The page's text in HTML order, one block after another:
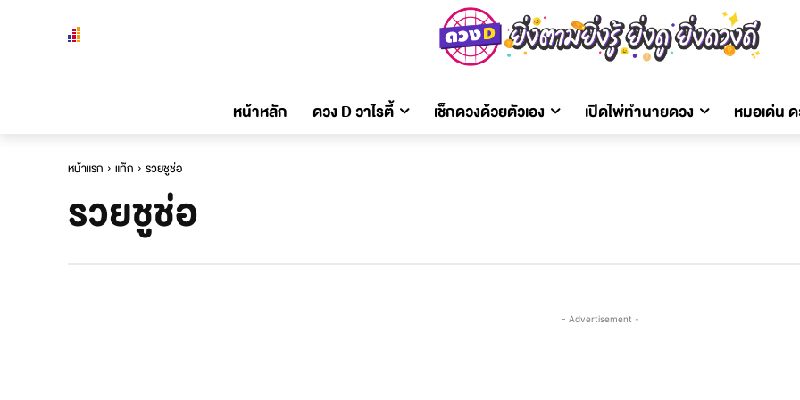
หน้าหลัก ดวง D วาไรตี้ เช็กดวงด้วยตัวเอง เปิดไพ่ทำนายดวง หมอเด่น
หน้าแรก แท็ก รวยชูช่อ
รวยชูช่อ
- Advertisement -